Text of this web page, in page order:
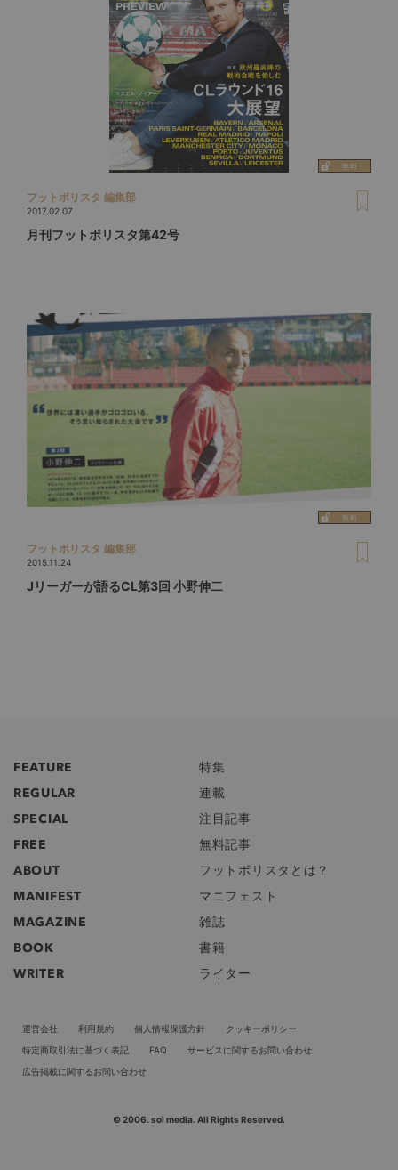
フットボリスタ 編集部
2017.02.07
月刊フットボリスタ第42号
フットボリスタ 編集部
2015.11.24
Jリーガーが語るCL第3回 小野伸二
FEATURE
特集
REGULAR
連載
SPECIAL
注目記事
FREE
無料記事
ABOUT
フットボリスタとは？
MANIFEST
マニフェスト
MAGAZINE
雑誌
BOOK
書籍
WRITER
ライター
運営会社 利用規約 個人情報保護方針
クッキーポリシー
特定商取引法に基づく表記
FAQ
サービスに関するお問い合わせ
広告掲載に関するお問い合わせ
© 2006. sol media. All Rights Reserved.